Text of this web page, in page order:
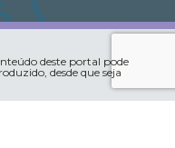
deste portal pode
desde que seja